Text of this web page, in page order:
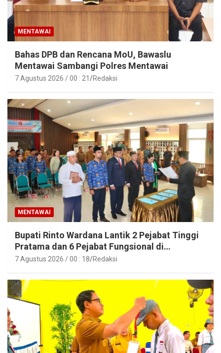
MENTAWAI
Bahas DPB dan Rencana MoU, Bawaslu
Mentawai Sambangi Polres Mentawai
7 Agustus 2026 / 00 : 21 Redaksi
MENTAWAI
Bupati Rinto Wardana Lantik 2 Pejabat Tinggi
Pratama dan 6 Pejabat Fungsional di
Lingkungan Pemkab Kepulauan Mentawai
7 Agustus 2026 / 00 : 18 Redaksi